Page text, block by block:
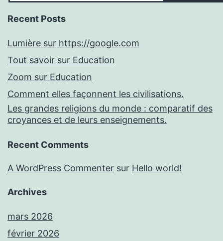
Recent Posts
Lumière sur https://google.com
Tout savoir sur Education
Zoom sur Education
Comment elles façonnent les civilisations.
Les grandes religions du monde : comparatif des
croyances et de leurs enseignements.
Recent Comments
A WordPress Commenter sur Hello world!
Archives
mars 2026
février 2026